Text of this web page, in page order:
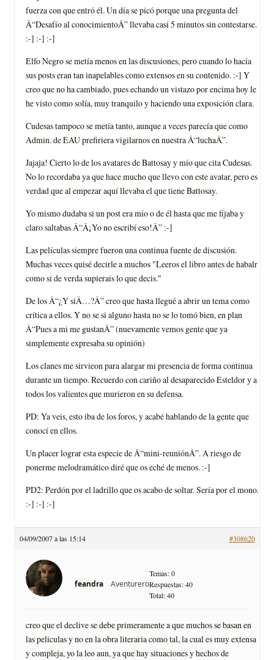
fuerza con que entró él. Un día se picó porque una pregunta del
Â“Desafío al conocimientoÂ” llevaba casi 5 minutos sin contestarse.
:-] :-] :-]
Elfo Negro se metía menos en las discusiones, pero cuando lo hacía
sus posts eran tan inapelables como extensos en su contenido. :-] Y
creo que no ha cambiado, pues echando un vistazo por encima hoy le
he visto como solía, muy tranquilo y haciendo una exposición clara.
Cudesas tampoco se metía tanto, aunque a veces parecía que como
Admin. de EAU prefiriera vigilarnos en nuestra Â“luchaÂ”.
Jajaja! Cierto lo de los avatares de Battosay y mío que cita Cudesas.
No lo recordaba ya que hace mucho que llevo con este avatar, pero es
verdad que al empezar aquí llevaba el que tiene Battosay.
Yo mismo dudaba si un post era mío o de él hasta que me fijaba y
claro saltabas Â“Â¡Yo no escribí eso!Â” :-]
Las películas siempre fueron una continua fuente de discusión.
Muchas veces quisé decirle a muchos "Leeros el libro antes de habalr
como si de verda supierais lo que decis."
De los Â“¿Y siÂ…?Â” creo que hasta llegué a abrir un tema como
crítica a ellos. Y no se si alguno hasta no se lo tomó bien, en plan
Â“Pues a mi me gustanÂ” (nuevamente vemos gente que ya
simplemente expresaba su opinión)
Los clanes me sirvieon para alargar mi presencia de forma continua
durante un tiempo. Recuerdo con cariño al desaparecido Esteldor y a
todos los valientes que murieron en su defensa.
PD: Ya veis, esto iba de los foros, y acabé hablando de la gente que
conocí en ellos.
Un placer lograr esta especie de Â“mini-reuniónÂ”. A riesgo de
ponerme melodramático diré que os eché de menos. :-]
PD2: Perdón por el ladrillo que os acabo de soltar. Sería por el mono.
:-] :-] :-]
04/09/2007 a las 15:14 #308620
feandra Aventurero
Temas: 0
Respuestas: 40
Total: 40
creo que el declive se debe primeramente a que muchos se basan en
las peliculas y no en la obra literaria como tal, la cual es muy extensa
y compleja, yo la leo aun, ya que hay situaciones y hechos de